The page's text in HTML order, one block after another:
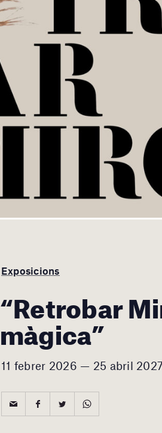
Exposicions
“Retrobar
màgica”
11 febrer 2026 — 25 abril